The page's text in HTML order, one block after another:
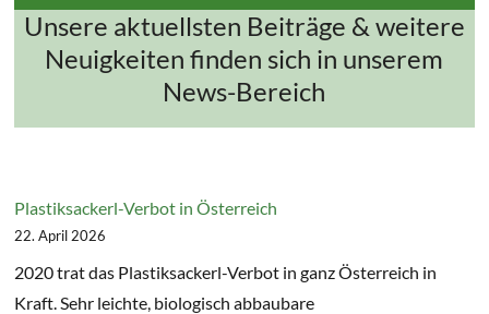
Unsere aktuellsten Beiträge & weitere
Neuigkeiten finden sich in unserem
News-Bereich
Plastiksackerl-Verbot in Österreich
22. April 2026
2020 trat das Plastiksackerl-Verbot in ganz Österreich in
Kraft. Sehr leichte, biologisch abbaubare